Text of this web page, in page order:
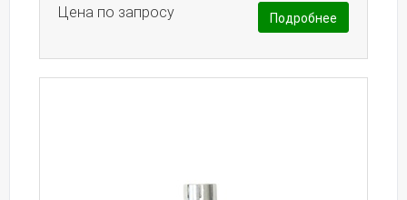
Цена по запросу Подробнее